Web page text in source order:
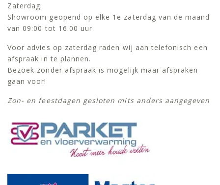
Zaterdag:
Showroom geopend op elke 1e zaterdag van de maand
van 09:00 tot 16:00 uur.
Voor advies op zaterdag raden wij aan telefonisch een
afspraak in te plannen.
Bezoek zonder afspraak is mogelijk maar afspraken
gaan voor!
Zon- en feestdagen gesloten mits anders aangegeven